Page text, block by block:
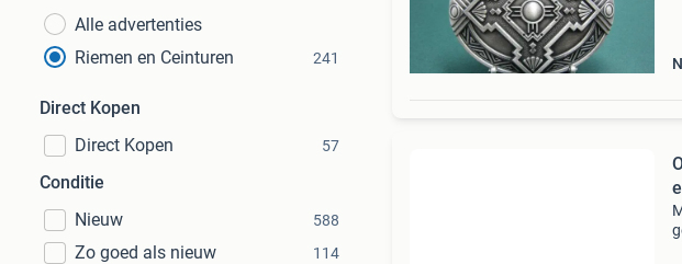
Alle advertenties
Riemen en Ceinturen
241
Direct Kopen
Direct Kopen
57
Conditie
Nieuw
588
Zo goed als nieuw 114